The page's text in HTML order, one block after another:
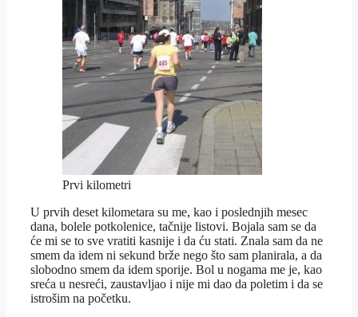
Prvi kilometri
U prvih deset kilometara su me, kao i poslednjih mesec
dana, bolele potkolenice, tačnije listovi. Bojala sam se da
će mi se to sve vratiti kasnije i da ću stati. Znala sam da ne
smem da idem ni sekund brže nego što sam planirala, a da
slobodno smem da idem sporije. Bol u nogama me je, kao
sreća u nesreći, zaustavljao i nije mi dao da poletim i da se
istrošim na početku.